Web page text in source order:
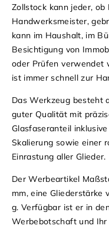
Zollstock kann jeder, ob
Handwerksmeister,
kann im Haushalt, im
Besichtigung von
oder Prüfen verwendet
ist immer schnell zur
Das Werkzeug besteht
guter Qualität mit
Glasfaseranteil
Skalierung sowie einer
Einrastung aller Glieder.
Der Werbeartikel
mm, eine Gliederstärke
g. Verfügbar ist er in
Werbebotschaft und Ihr